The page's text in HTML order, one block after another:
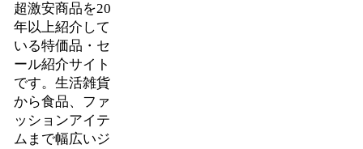
超激安商品を20
年以上紹介して
いる特価品・セ
ール紹介サイト
です。生活雑貨
から食品、ファ
ッションアイテ
ムまで幅広いジ